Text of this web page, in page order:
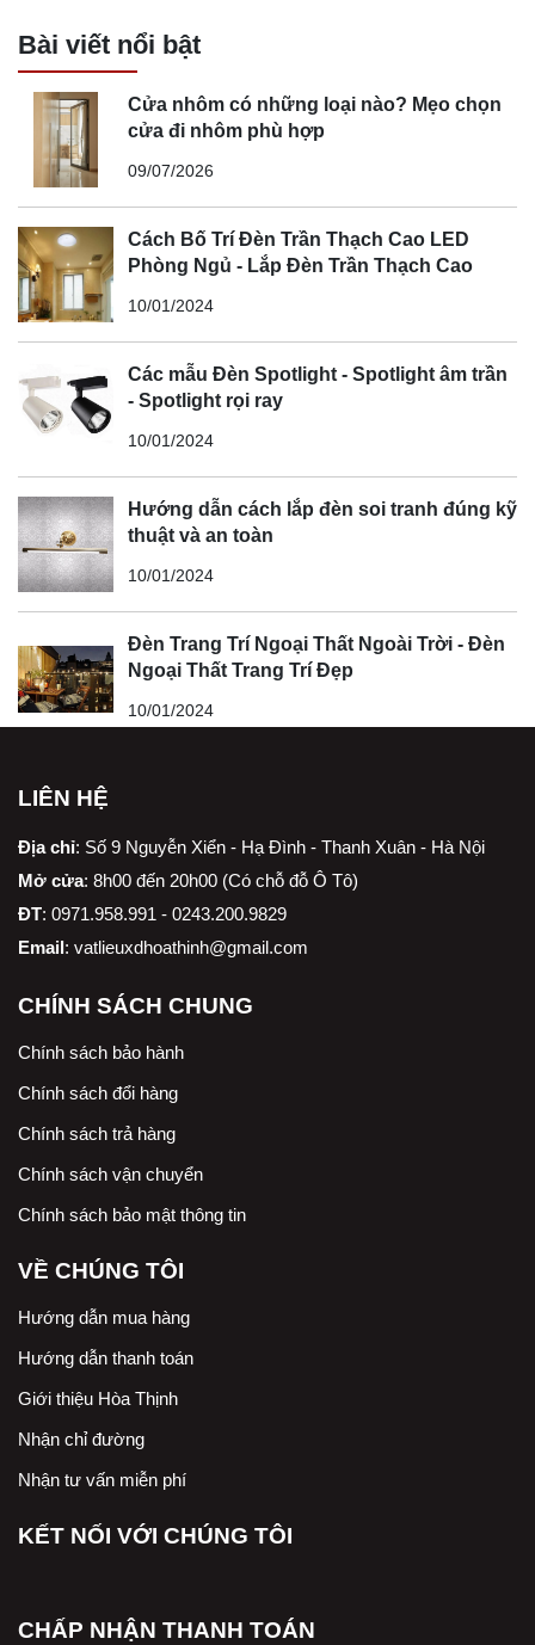
Bài viết nổi bật
Cửa nhôm có những loại nào? Mẹo chọn
cửa đi nhôm phù hợp
09/07/2026
Cách Bố Trí Đèn Trần Thạch Cao LED
Phòng Ngủ - Lắp Đèn Trần Thạch Cao
10/01/2024
Các mẫu Đèn Spotlight - Spotlight âm trần
- Spotlight rọi ray
10/01/2024
Hướng dẫn cách lắp đèn soi tranh đúng kỹ
thuật và an toàn
10/01/2024
Đèn Trang Trí Ngoại Thất Ngoài Trời - Đèn
Ngoại Thất Trang Trí Đẹp
10/01/2024
LIÊN HỆ
Địa chỉ: Số 9 Nguyễn Xiển - Hạ Đình - Thanh Xuân - Hà Nội
Mở cửa: 8h00 đến 20h00 (Có chỗ đỗ Ô Tô)
ĐT: 0971.958.991 - 0243.200.9829
Email: vatlieuxdhoathinh@gmail.com
CHÍNH SÁCH CHUNG
Chính sách bảo hành
Chính sách đổi hàng
Chính sách trả hàng
Chính sách vận chuyển
Chính sách bảo mật thông tin
VỀ CHÚNG TÔI
Hướng dẫn mua hàng
Hướng dẫn thanh toán
Giới thiệu Hòa Thịnh
Nhận chỉ đường
Nhận tư vấn miễn phí
KẾT NỐI VỚI CHÚNG TÔI
CHẤP NHẬN THANH TOÁN